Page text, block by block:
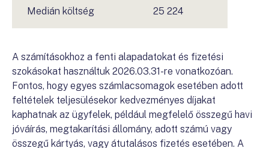
Medián költség 25 224
A számításokhoz a fenti alapadatokat és fizetési
szokásokat használtuk 2026.03.31-re vonatkozóan.
Fontos, hogy egyes számlacsomagok esetében adott
feltételek teljesülésekor kedvezményes díjakat
kaphatnak az ügyfelek, például megfelelő összegű havi
jóváírás, megtakarítási állomány, adott számú vagy
összegű kártyás, vagy átutalásos fizetés esetében. A